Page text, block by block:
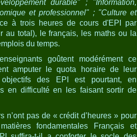
durable" ; "Information,
et professionnel" ; "Culture et
à trois heures de cours d'EPI par
total), le français, les maths ou la
du temps.
goûtent modérément ce
amputer le quota horaire de leur
des EPI est pourtant, en
en difficulté en les faisant sortir de
n’ont pas de « crédit d’heures » pour
fondamentales Français et